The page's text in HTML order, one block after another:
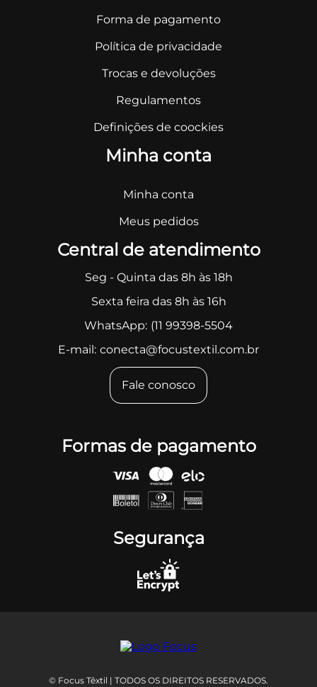
Forma de pagamento
Política de privacidade
Trocas e devoluções
Regulamentos
Definições de coockies
Minha conta
Minha conta
Meus pedidos
Central de atendimento
Seg - Quinta das 8h às 18h
Sexta feira das 8h às 16h
WhatsApp: (11 99398-5504
E-mail: conecta@focustextil.com.br
Fale conosco
Formas de pagamento
Segurança
© Focus Têxtil | TODOS OS DIREITOS RESERVADOS.